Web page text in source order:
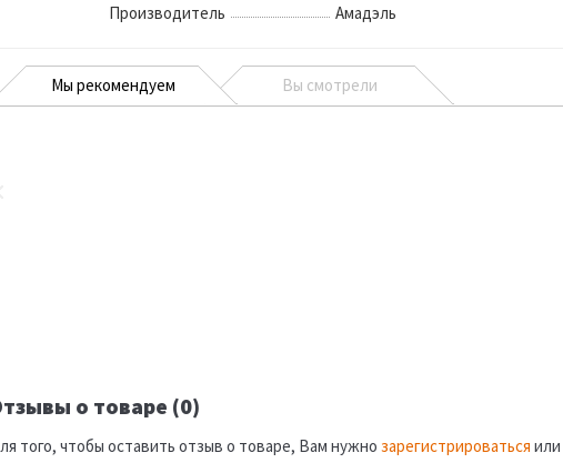
Производитель
Амадэль
Мы рекомендуем Вы смотрели
о товаре (0)
того, чтобы оставить отзыв о товаре, Вам нужно зарегистрироваться или